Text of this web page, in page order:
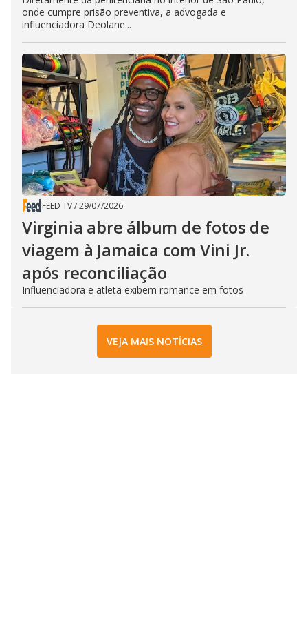
onde cumpre prisão preventiva, a advogada e
influenciadora Deolane...
FEED TV/29/07/2026
Virginia abre álbum de fotos de
viagem à Jamaica com Vini Jr.
após reconciliação
Influenciadora e atleta exibem romance em fotos
VEJA MAIS NOTÍCIAS